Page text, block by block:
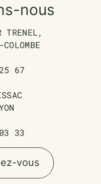
nous
TRENEL,
67
33
vous